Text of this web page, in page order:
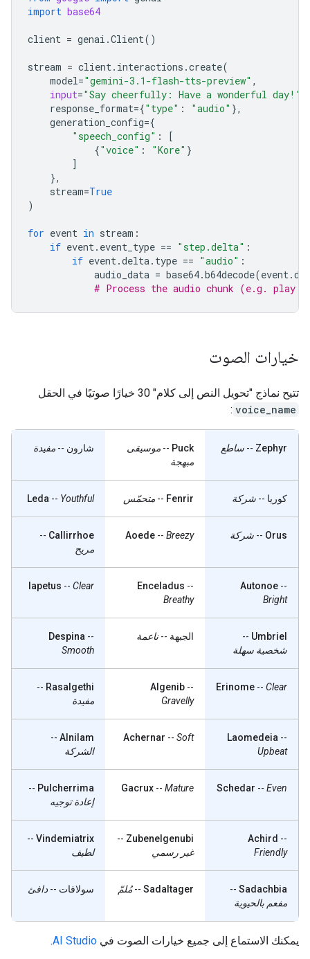
import base64
client = genai .Client()
stream = client. interactions .create(
model="gemini-3.1-flash-tts-preview" ,
input="Say cheerfully: Have a wonderful day!"
response_format={"type" : "audio" },
generation_config={
"speech_config" :
[
{"voice" : "Kore" }
]
},
stream=True
)
for event in stream :
if event. event_type == "step.delta" :
if event.delta. type == "audio" :
audio_data = base64.b64decode(event.
# Process the audio chunk (e.g.
خيارات الصوت
تتيح نماذج "تحويل النص إلى كلام" 30 خيارًا صوتيًا في الحقل
voice_name
:
Zephyr
-- ساطع Puck
-- موسيقى
مبهجة
شارون -- مفيدة
كوريا -- شركة Fenrir
-- متحمّس Leda -- Youthful
Orus
-- شركة Aoede -- Breezy
Callirrhoe
--
مريح
Autonoe --
Bright
Enceladus --
Breathy
Iapetus -- Clear
Umbriel
--
شخصية سهلة
الجبهة --ناعمة Despina --
Smooth
Erinome -- Clear
Algenib --
Gravelly
Rasalgethi
--
مفيدة
Laomedeia --
Upbeat
Achernar -- Soft
Alnilam
--
الشركة
Schedar -- Even
Gacrux -- Mature
Pulcherrima
--
إعادة توجيه
Achird --
Friendly
Zubenelgenubi
--
غير رسمي
Vindemiatrix
--
لطيف
Sadachbia
--
مفعم بالحيوية
Sadaltager
--مُلمّ سولافات -- دافئ
يمكنك الاستماع إلى جميع خيارات الصوت في AI Studio
.